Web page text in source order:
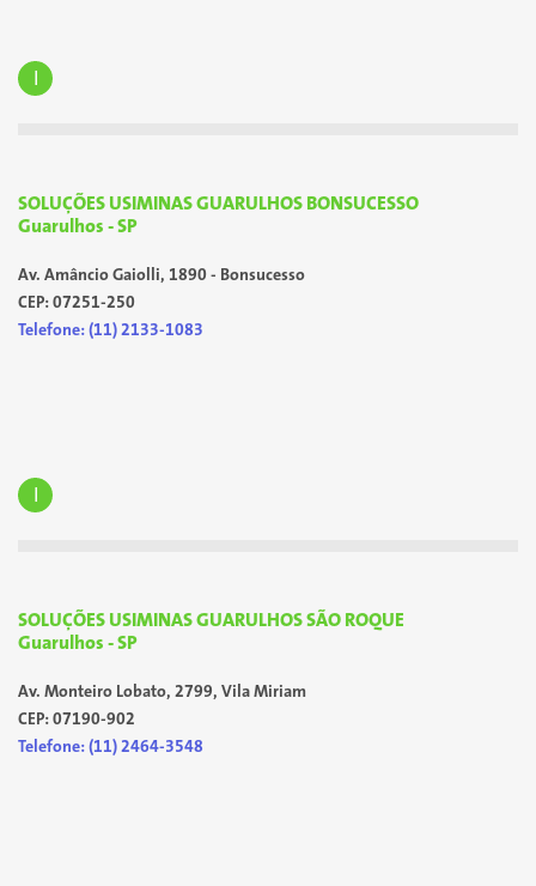
SOLUÇÕES USIMINAS GUARULHOS BONSUCESSO
Guarulhos - SP
Av. Amâncio Gaiolli, 1890 - Bonsucesso
CEP: 07251-250
Telefone: (11) 2133-1083
SOLUÇÕES USIMINAS GUARULHOS SÃO ROQUE
Guarulhos - SP
Av. Monteiro Lobato, 2799, Vila Miriam
CEP: 07190-902
Telefone: (11) 2464-3548